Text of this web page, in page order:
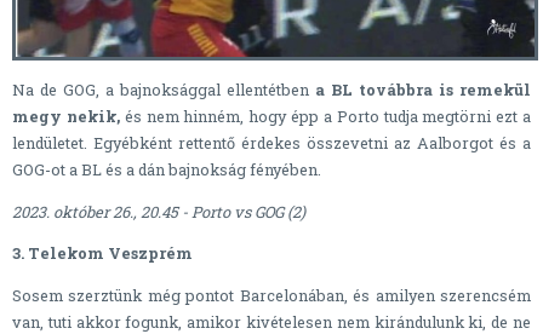
Na de GOG, a bajnoksággal ellentétben a BL továbbra is remekül
megy nekik,és nem hinném, hogy épp a Porto tudja megtörni ezt a
lendületet. Egyébként rettentő érdekes összevetni az Aalborgot és a
GOG-ot a BL és a dán bajnokság fényében.
2023. október 26., 20.45 - Porto vs GOG (2)
3. Telekom Veszprém
Sosem szerztünk még pontot Barcelonában, és amilyen szerencsém
van, tuti akkor fogunk, amikor kivételesen nem kirándulunk ki, de ne